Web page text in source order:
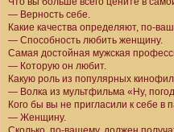
— Верность себе.
Какие качества определяют, по-
— Способность любить женщину.
Самая достойная мужская
— Которую он любит.
Какую роль из популярных
— Волка из мультфильма «Ну,
Кого бы вы не пригласили к себе в
— Женщину.